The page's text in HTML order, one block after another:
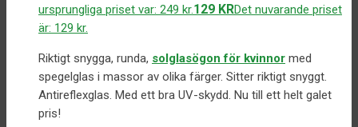
ursprungliga priset var: 249 kr.129 KRDet nuvarande priset
är: 129 kr.
Riktigt snygga, runda, solglasögon för kvinnor med
spegelglas i massor av olika färger. Sitter riktigt snyggt.
Antireflexglas. Med ett bra UV-skydd. Nu till ett helt galet
pris!